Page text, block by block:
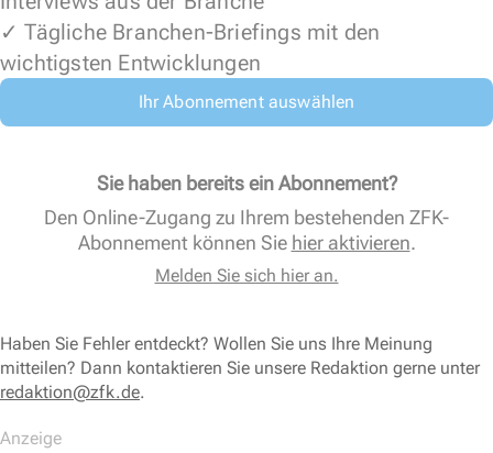
✓ Tägliche Branchen-Briefings mit den
wichtigsten Entwicklungen
Ihr Abonnement auswählen
Sie haben bereits ein Abonnement?
Den Online-Zugang zu Ihrem bestehenden ZFK-
Abonnement können Sie hier aktivieren.
Melden Sie sich hier an.
Haben Sie Fehler entdeckt? Wollen Sie uns Ihre Meinung
mitteilen? Dann kontaktieren Sie unsere Redaktion gerne unter
redaktion@zfk.de.